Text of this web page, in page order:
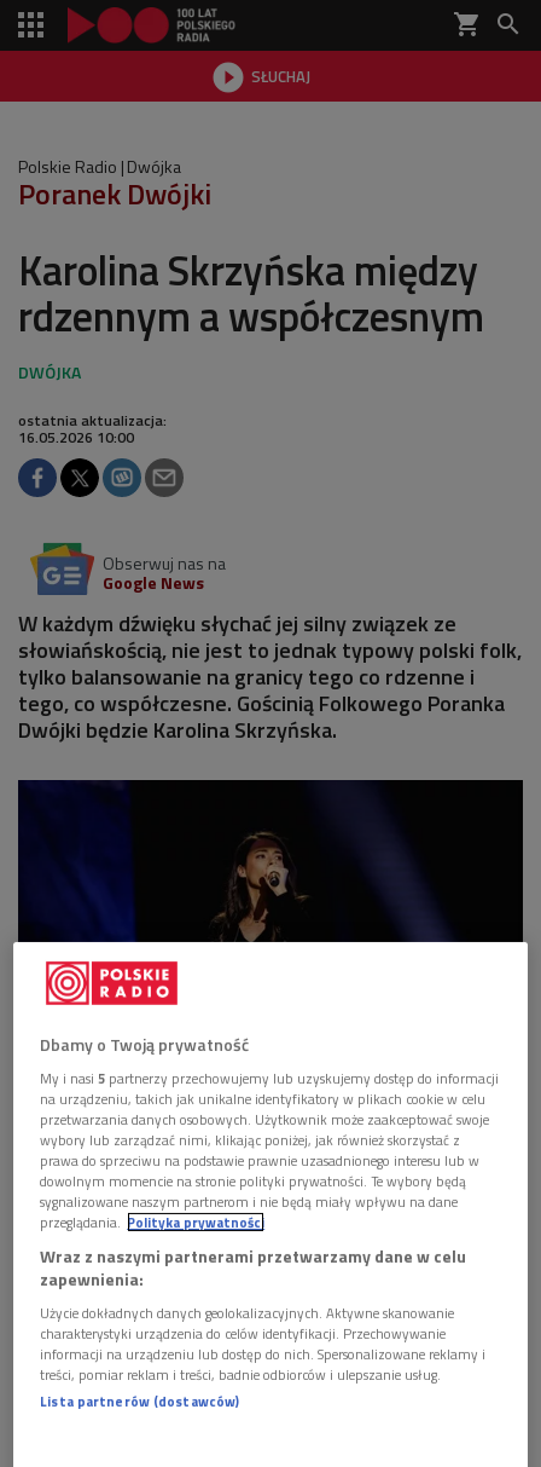
shopping_cart 
 SŁUCHAJ

Polskie Radio Dwójka
Poranek Dwójki
Karolina Skrzyńska między
rdzennym a współczesnym
ostatnia aktualizacja:
16.05.2026 10:00
Obserwuj nas na
Google News
W każdym dźwięku słychać jej silny związek ze
słowiańskością, nie jest to jednak typowy polski folk,
tylko balansowanie na granicy tego co rdzenne i
tego, co współczesne. Gościnią Folkowego Poranka
Dwójki będzie Karolina Skrzyńska.
Karolina Skrzyńska Foto: mat. promocyjne
Karolina Skrzyńska– piosenkarka, kompozytorka, lirniczka i
autorka tekstów, która brała udział m.in. w stworzeniu ścieżki
dźwiękowej do filmu animowanego „Chłopi”. Pretekstem do
spotkania o godzinie 9.30 będzie niedzielny koncert artystki w
Podziemiach Kamedulskich w Warszawie.
>>> Posłuchaj rozmowy w "Folkowym Poranku
Dwójki"
Dbamy o Twoją prywatność
My i nasi5 partnerzy przechowujemy lub uzyskujemy dostęp do informacji
na urządzeniu, takich jak unikalne identyfikatory w plikach cookie w celu
przetwarzania danych osobowych. Użytkownik może zaakceptować swoje
wybory lub zarządzać nimi, klikając poniżej, jak również skorzystać z
prawa do sprzeciwu na podstawie prawnie uzasadnionego interesu lub w
dowolnym momencie na stronie polityki prywatności. Te wybory będą
sygnalizowane naszym partnerom i nie będą miały wpływu na dane
przeglądania. Polityka prywatności
Wraz z naszymi partnerami przetwarzamy dane w celu
zapewnienia:
Użycie dokładnych danych geolokalizacyjnych. Aktywne skanowanie
charakterystyki urządzenia do celów identyfikacji. Przechowywanie
informacji na urządzeniu lub dostęp do nich. Spersonalizowane reklamy i
treści, pomiar reklam i treści, badnie odbiorców i ulepszanie usług.
Lista partnerów (dostawców)